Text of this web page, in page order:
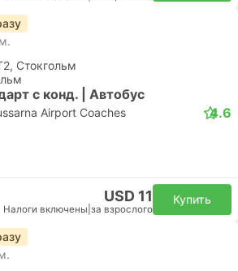
Стокгольм
с конд. | Автобус
Airport Coaches 4.6
USD 11
Налоги включены за взрослого
Купить